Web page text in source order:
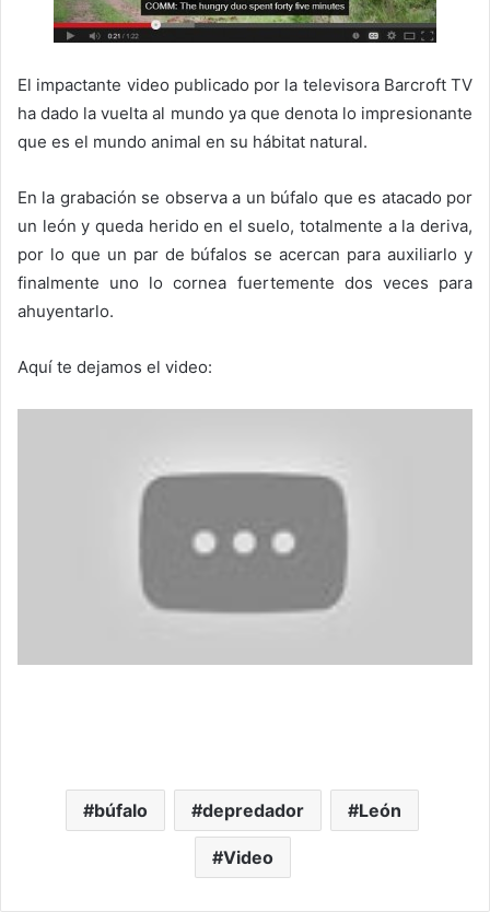
El impactante video publicado por la televisora Barcroft TV
ha dado la vuelta al mundo ya que denota lo impresionante
que es el mundo animal en su hábitat natural.
En la grabación se observa a un búfalo que es atacado por
un león y queda herido en el suelo, totalmente a la deriva,
por lo que un par de búfalos se acercan para auxiliarlo y
finalmente uno lo cornea fuertemente dos veces para
ahuyentarlo.
Aquí te dejamos el video:
búfalo depredador León
Video